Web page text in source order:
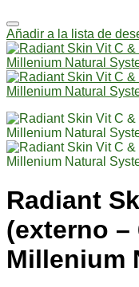
Añadir a la lista de
Radiant
(externo –
Millenium